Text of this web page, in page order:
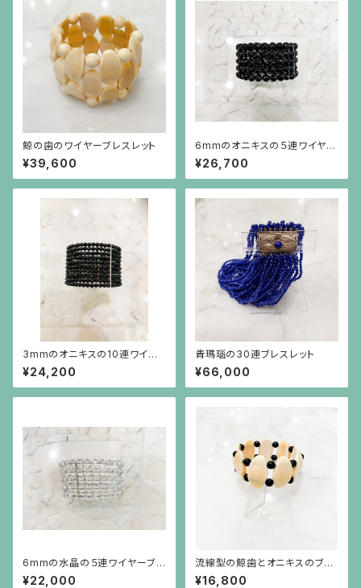
鯨の歯のワイヤーブレスレット
¥39,600
6mmのオニキスの５連ワイヤー
ブレスレット
¥26,700
3mmのオニキスの10連ワイヤ
ーブレスレット
¥24,200
青瑪瑙の30連ブレスレット
¥66,000
6mmの水晶の５連ワイヤーブレ
スレット
¥22,000
流線型の鯨歯とオニキスのブレ
スレット
¥16,800